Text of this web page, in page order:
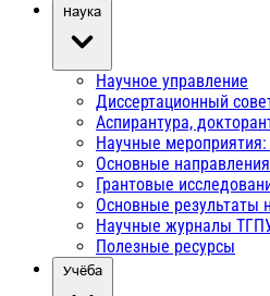
Наука
Научное управление
Диссертационный
Аспирантура,
Научные
Основные
Грантовые
Основные результаты
Научные журналы
Полезные ресурсы
Учёба